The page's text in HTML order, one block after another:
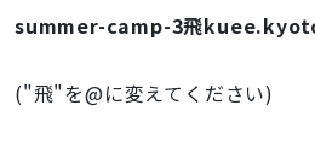
summer-camp-3飛
("飛"を@に変えてください)